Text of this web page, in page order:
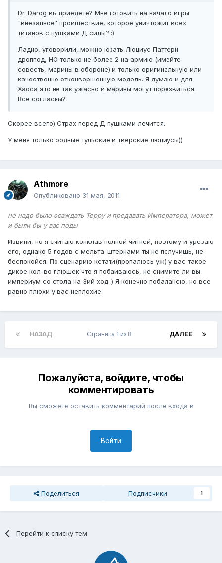
Dr. Darog вы приедете? Мне готовить на начало игры
"внезапное" проишествие, которое уничтожит всех
титанов с пушками Д силы? :)
Ладно, уговорили, можно юзать Люциус Паттерн
дроппод, НО только не более 2 на армию (имейте
совесть, марины в обороне) и только оригинальную или
качественно отконвершенную модель. Я думаю и для
Хаоса это не так ужасно и марины могут порезвиться.
Все согласны?
Скорее всего) Страх перед Д пушками лечится.
У меня только родные тульские и тверские люциусы))
Athmore
Опубликовано 31 мая, 2011
не надо было осаждать Терру и предавать Императора, может
и были бы у вас поды
Извини, но я считаю конклав полной читней, поэтому и урезаю
его, однако 5 подов с мельта-штернами ты не получишь, не
беспокойся. По сценарию кстати(пропалюсь уж) у вас такое
дикое кол-во плюшек что я побаиваюсь, не снимите ли вы
империум со стола на 3ий ход :) Я конечно побалансю, но все
равно плюхи у вас неплохие.
НАЗАД ДАЛЕЕ
Страница 1 из 8
Пожалуйста, войдите, чтобы
комментировать
Вы сможете оставить комментарий после входа в
Войти
Поделиться Подписчики 1
Перейти к списку тем